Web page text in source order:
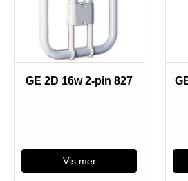
GE 2D 16w 2-pin 827
Vis mer